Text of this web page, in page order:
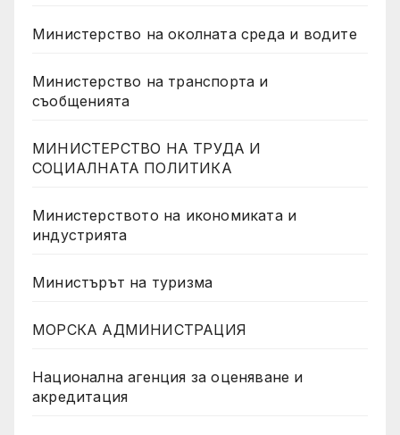
Министерство на околната среда и водите
Министерство на транспорта и
съобщенията
МИНИСТЕРСТВО НА ТРУДА И
СОЦИАЛНАТА ПОЛИТИКА
Министерството на икономиката и
индустрията
Министърът на туризма
МОРСКА АДМИНИСТРАЦИЯ
Национална агенция за оценяване и
акредитация